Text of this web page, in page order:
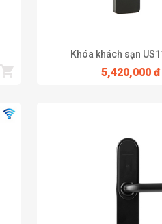
Khóa khách sạn
5,420,000 đ